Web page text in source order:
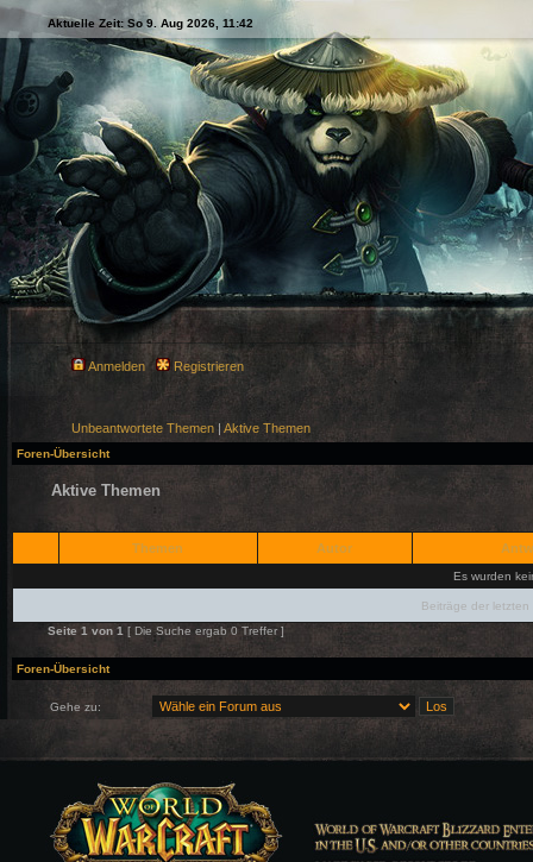
Aktuelle Zeit: So 9. Aug 2026, 11:42
Anmelden Registrieren
Unbeantwortete Themen | Aktive Themen
Foren-Übersicht
Aktive Themen
Themen Autor
Es wurden
Beiträge der
Seite 1 von 1 [ Die Suche ergab 0 Treffer ]
Foren-Übersicht
Gehe zu: